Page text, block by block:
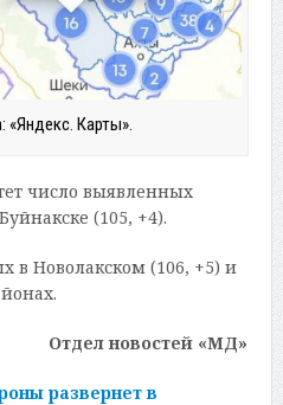
«Яндекс. Карты».
число выявленных
(105, +4).
в Новолакском (106, +5) и
Отдел новостей «МД»
развернет в